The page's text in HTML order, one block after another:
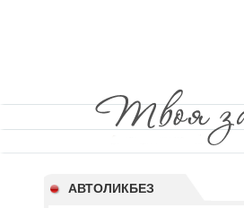
АВТОЛИКБЕЗ